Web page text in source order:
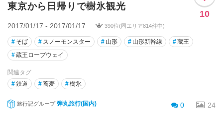
東京から日帰りで樹氷観光
10
2017/01/17 - 2017/01/17 390位(同エリア814件中)
# そば # スノーモンスター # 山形 # 山形新幹線 #蔵王
#蔵王ロープウェイ
関連タグ
#鉄道 #蕎麦 #樹氷
旅行記グループ 弾丸旅行(国内) 0 24